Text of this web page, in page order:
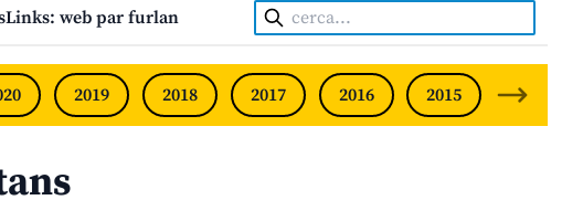
Links: web par furlan Cerca:
2019 2018 2017 2016 2015 2014